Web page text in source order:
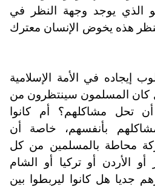
الذي يوجد وجهة النظر في
هذه يخوض الإنسان معترك
إيجاده في الأمة الإسلامية
كان المسلمون سينتظرون من
تحل مشاكلهم؟ أم كانوا
بأنفسهم، خاصة أن
محاطة بالمسلمين من كل
الأردن أو تركيا أو الشام
جديا هل كانوا ليربطوا بين